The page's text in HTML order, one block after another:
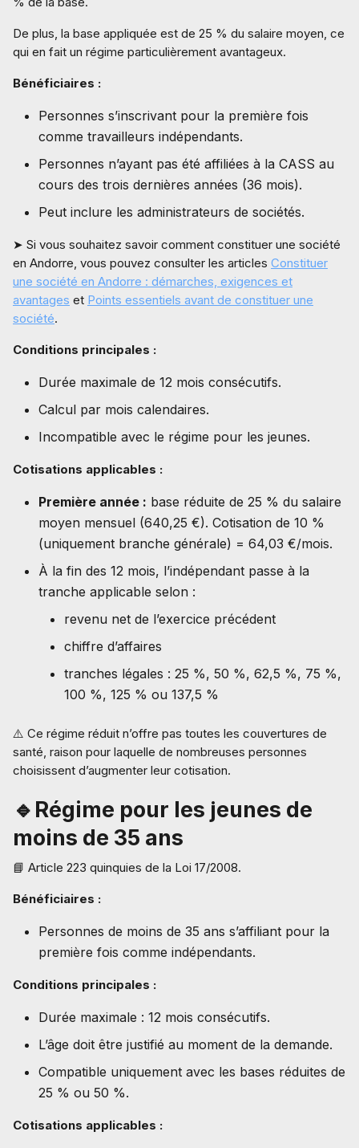
De plus, la base appliquée est de 25 % du salaire moyen, ce
qui en fait un régime particulièrement avantageux.
Bénéficiaires :
Personnes s’inscrivant pour la première fois
comme travailleurs indépendants.
Personnes n’ayant pas été affiliées à la CASS au
cours des trois dernières années (36 mois).
Peut inclure les administrateurs de sociétés.
➤ Si vous souhaitez savoir comment constituer une société
en Andorre, vous pouvez consulter les articles Constituer
une société en Andorre : démarches, exigences et
avantages et Points essentiels avant de constituer une
société.
Conditions principales :
Durée maximale de 12 mois consécutifs.
Calcul par mois calendaires.
Incompatible avec le régime pour les jeunes.
Cotisations applicables :
Première année : base réduite de 25 % du salaire
moyen mensuel (640,25 €). Cotisation de 10 %
(uniquement branche générale) = 64,03 €/mois.
À la fin des 12 mois, l’indépendant passe à la
tranche applicable selon :
revenu net de l’exercice précédent
chiffre d’affaires
tranches légales : 25 %, 50 %, 62,5 %, 75 %,
100 %, 125 % ou 137,5 %
⚠️ Ce régime réduit n’offre pas toutes les couvertures de
santé, raison pour laquelle de nombreuses personnes
choisissent d’augmenter leur cotisation.
🔹Régime pour les jeunes de
moins de 35 ans
📘 Article 223 quinquies de la Loi 17/2008.
Bénéficiaires :
Personnes de moins de 35 ans s’affiliant pour la
première fois comme indépendants.
Conditions principales :
Durée maximale : 12 mois consécutifs.
L’âge doit être justifié au moment de la demande.
Compatible uniquement avec les bases réduites de
25 % ou 50 %.
Cotisations applicables :